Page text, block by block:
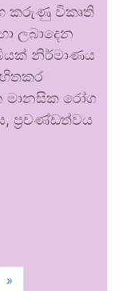
කරුණු විකෘති
ලබාදෙන
නිර්මාණය
මානසික රෝග
ප්‍රචණ්ඩත්වය
»